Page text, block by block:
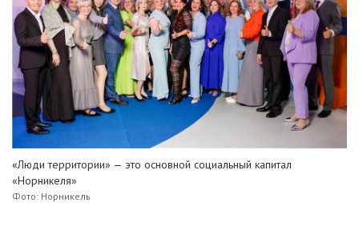
«Люди территории» — это основной социальный капитал
«Норникеля»
Фото: Норникель